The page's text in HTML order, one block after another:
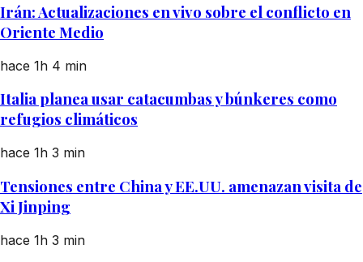
Irán: Actualizaciones en vivo sobre el conflicto en
Oriente Medio
hace 1h 4 min
Italia planea usar catacumbas y búnkeres como
refugios climáticos
hace 1h 3 min
Tensiones entre China y EE.UU. amenazan visita de
Xi Jinping
hace 1h 3 min